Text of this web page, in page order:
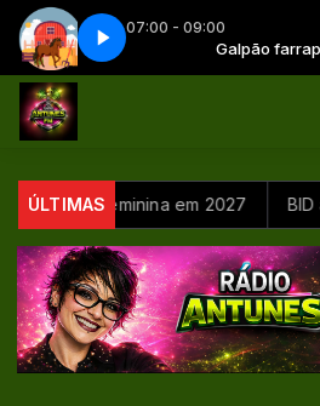
07:00 - 09:00
Tio Chico Galpão
- Parte 7 Galpão
ÚLTIMAS
Copa Feminina em 2027 BID